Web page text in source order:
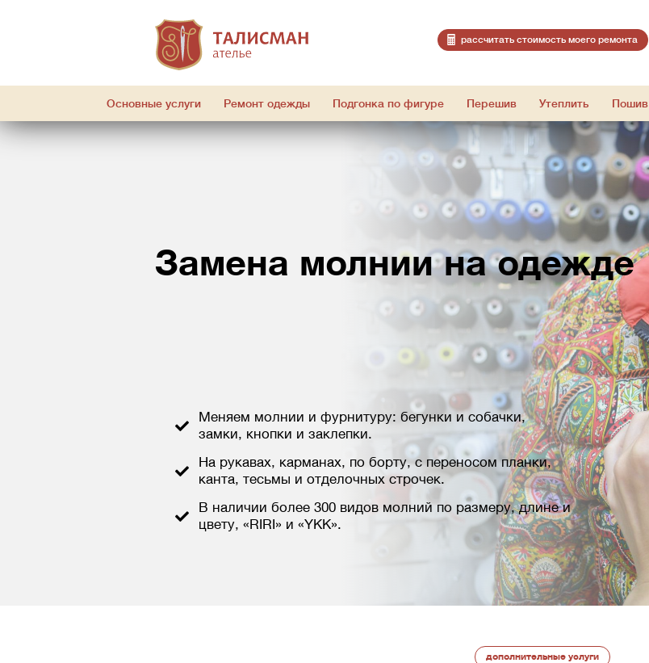
расcчитать стоимость моего ремонта
Основные услуги Ремонт одежды Подгонка по фигуре Перешив Утеплить Пошив
Замена молнии на одежде
Меняем молнии и фурнитуру: бегунки и собачки,
замки, кнопки и заклепки.
На рукавах, карманах, по борту, с переносом планки,
канта, тесьмы и отделочных строчек.
В наличии более 300 видов молний по размеру, длине и
цвету, «RIRI» и «YKK».
дополнительные услуги